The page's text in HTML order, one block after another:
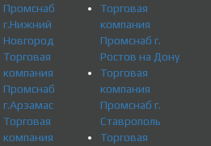
Промснаб
г.Нижний
Новгород
Торговая
компания
Промснаб
г.Арзамас
Торговая
компания
Торговая
компания
Промснаб г.
Ростов на Дону
Торговая
компания
Промснаб г.
Ставрополь
Торговая